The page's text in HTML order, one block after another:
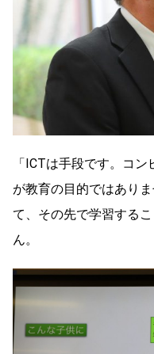
「ICTは手段です。コ
が教育の目的ではあり
て、その先で学習する
ん。